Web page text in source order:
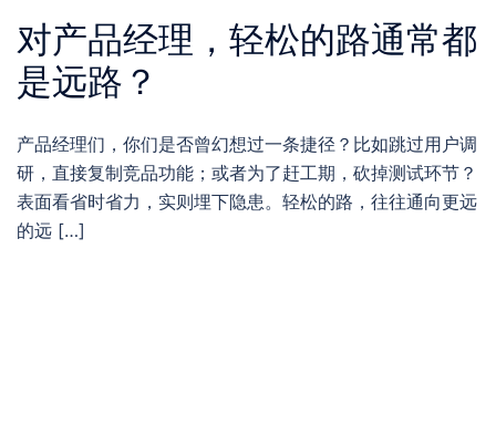
对产品经理，轻松的路通常都
是远路？
产品经理们，你们是否曾幻想过一条捷径？比如跳过用户调
研，直接复制竞品功能；或者为了赶工期，砍掉测试环节？
表面看省时省力，实则埋下隐患。轻松的路，往往通向更远
的远 […]